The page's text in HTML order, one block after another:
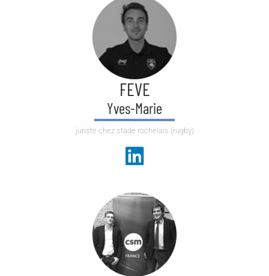
FEVE
Yves-Marie
juriste chez stade rochelais (rugby)